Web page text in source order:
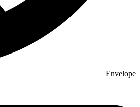
Envelope